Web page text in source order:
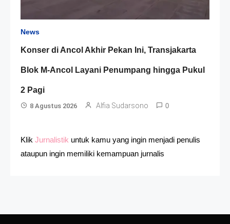
News
Konser di Ancol Akhir Pekan Ini, Transjakarta
Blok M-Ancol Layani Penumpang hingga Pukul
2 Pagi
8 Agustus 2026 Alfia Sudarsono 0
Klik Jurnalistik untuk kamu yang ingin menjadi penulis
ataupun ingin memiliki kemampuan jurnalis